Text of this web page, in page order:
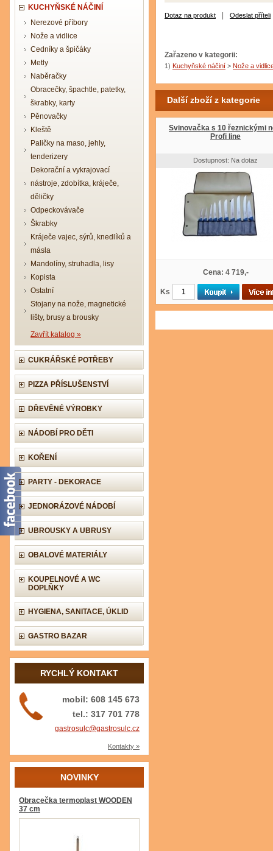
KUCHYŇSKÉ NÁČINÍ
Nerezové příbory
Nože a vidlice
Cedníky a špičáky
Metly
Naběračky
Obracečky, špachtle, patetky,
škrabky, karty
Pěnovačky
Kleště
Paličky na maso, jehly,
tenderizery
Dekorační a vykrajovací
nástroje, zdobítka, kráječe,
děličky
Odpeckovávače
Škrabky
Kráječe vajec, sýrů, knedlíků a
másla
Mandolíny, struhadla, lisy
Kopista
Ostatní
Stojany na nože, magnetické
lišty, brusy a brousky
Zavřít katalog »
CUKRÁŘSKÉ POTŘEBY
PIZZA PŘÍSLUŠENSTVÍ
DŘEVĚNÉ VÝROBKY
NÁDOBÍ PRO DĚTI
KOŘENÍ
PARTY - DEKORACE
JEDNORÁZOVÉ NÁDOBÍ
UBROUSKY A UBRUSY
OBALOVÉ MATERIÁLY
KOUPELNOVÉ A WC
DOPLŇKY
HYGIENA, SANITACE, ÚKLID
GASTRO BAZAR
RYCHLÝ KONTAKT
mobil: 608 145 673
tel.: 317 701 778
gastrosulc@gastrosulc.cz
Kontakty »
NOVINKY
Obracečka termoplast WOODEN
37 cm
Dotaz na produkt Odeslat příteli
Zařazeno v kategorii:
1) Kuchyňské náčiní > Nože a
Další zboží z kategorie
Svinovačka s 10 řeznickými
Profi line
Dostupnost: Na dotaz
Cena: 4 719,-
Ks